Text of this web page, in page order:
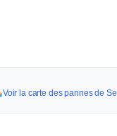
Voir la carte des pannes de